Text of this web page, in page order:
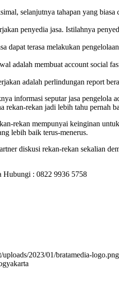
selanjutnya tahapan yang
penyedia jasa. Istilahnya
dapat terasa melakukan
adalah membuat account social
adalah perlindungan report
informasi seputar jasa
rekan-rekan jadi lebih tahu pernah
rekan mempunyai keinginan
lebih baik terus-menerus.
diskusi rekan-rekan sekalian
Hubungi : 0822 9936 5758
2023/01/bratamedia-logo.png